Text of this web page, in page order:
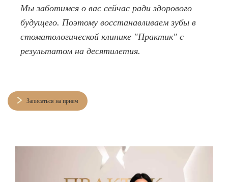
Мы заботимся о вас сейчас ради здорового
будущего. Поэтому восстанавливаем зубы в
стоматологической клинике "Практик" с
результатом на десятилетия.
Записаться на прием